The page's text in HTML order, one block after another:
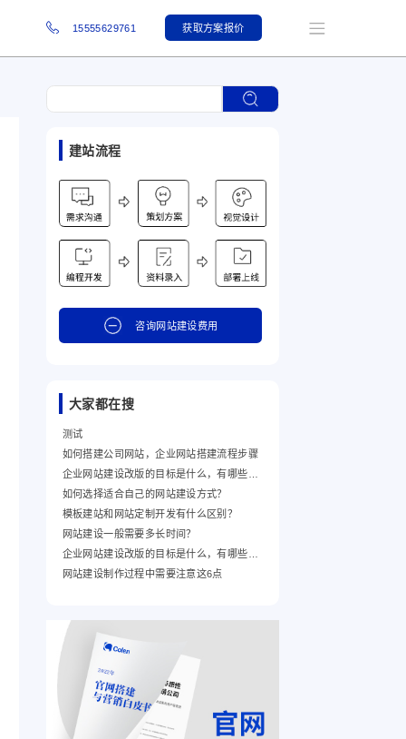
15555629761 获取方案报价
建站流程
咨询网站建设费用
大家都在搜
测试
如何搭建公司网站，企业网站搭建流程步骤
如何选择适合自己的网站建设方式？
模板建站和网站定制开发有什么区别？
网站建设一般需要多长时间？
网站建设制作过程中需要注意这6点